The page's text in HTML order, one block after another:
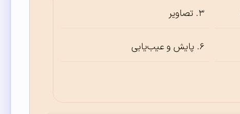
تصاویر
پایش و عیب‌یابی